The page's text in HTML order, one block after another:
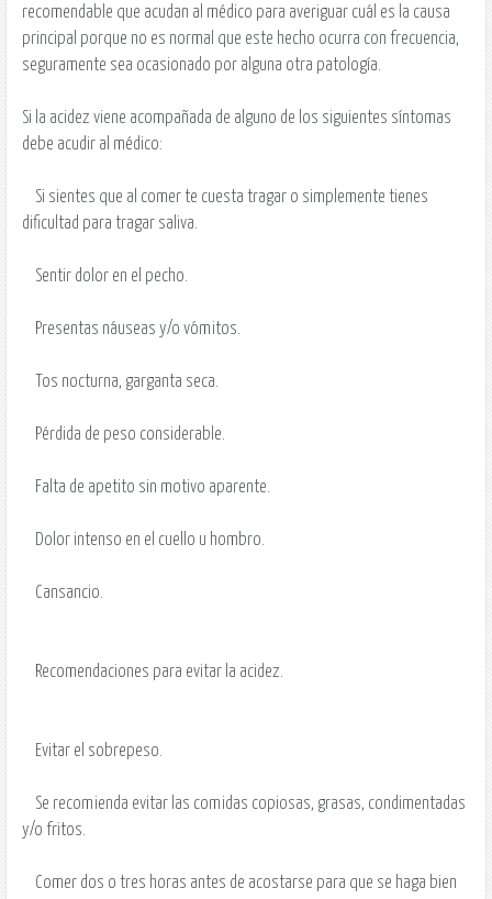
recomendable que acudan al médico para averiguar cuál es la causa
principal porque no es normal que este hecho ocurra con frecuencia,
seguramente sea ocasionado por alguna otra patología.
Si la acidez viene acompañada de alguno de los siguientes síntomas
debe acudir al médico:
Si sientes que al comer te cuesta tragar o simplemente tienes
dificultad para tragar saliva.
Sentir dolor en el pecho.
Presentas náuseas y/o vómitos.
Tos nocturna, garganta seca.
Pérdida de peso considerable.
Falta de apetito sin motivo aparente.
Dolor intenso en el cuello u hombro.
Cansancio.
Recomendaciones para evitar la acidez.
Evitar el sobrepeso.
Se recomienda evitar las comidas copiosas, grasas, condimentadas
y/o fritos.
Comer dos o tres horas antes de acostarse para que se haga bien